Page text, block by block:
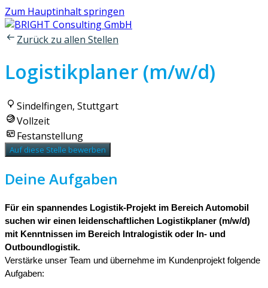
Zum Hauptinhalt springen
Zurück zu allen Stellen
Logistikplaner (m/w/d)
Sindelfingen, Stuttgart
Vollzeit
Festanstellung
Auf diese Stelle bewerben
Deine Aufgaben
Für ein spannendes Logistik-Projekt im Bereich Automobil
suchen wir einen leidenschaftlichen Logistikplaner (m/w/d)
mit Kenntnissen im Bereich Intralogistik oder In- und
Outboundlogistik.
Verstärke unser Team und übernehme im Kundenprojekt folgende
Aufgaben: